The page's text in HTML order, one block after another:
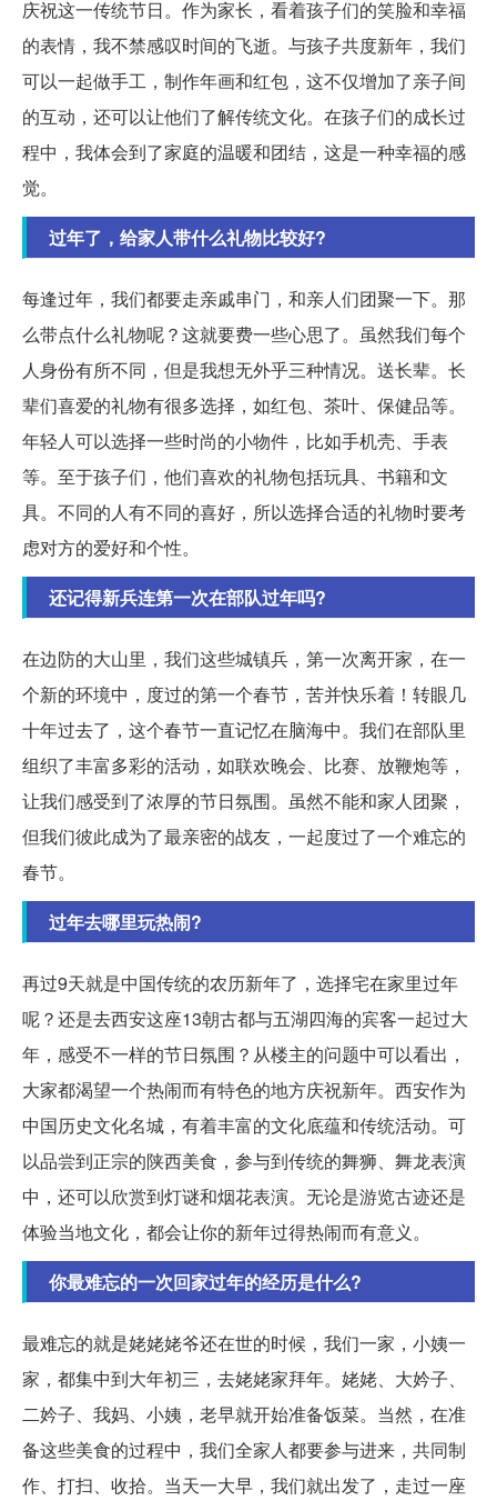
庆祝这一传统节日。作为家长，看着孩子们的笑脸和幸福
的表情，我不禁感叹时间的飞逝。与孩子共度新年，我们
可以一起做手工，制作年画和红包，这不仅增加了亲子间
的互动，还可以让他们了解传统文化。在孩子们的成长过
程中，我体会到了家庭的温暖和团结，这是一种幸福的感
觉。
过年了，给家人带什么礼物比较好?
每逢过年，我们都要走亲戚串门，和亲人们团聚一下。那
么带点什么礼物呢？这就要费一些心思了。虽然我们每个
人身份有所不同，但是我想无外乎三种情况。送长辈。长
辈们喜爱的礼物有很多选择，如红包、茶叶、保健品等。
年轻人可以选择一些时尚的小物件，比如手机壳、手表
等。至于孩子们，他们喜欢的礼物包括玩具、书籍和文
具。不同的人有不同的喜好，所以选择合适的礼物时要考
虑对方的爱好和个性。
还记得新兵连第一次在部队过年吗?
在边防的大山里，我们这些城镇兵，第一次离开家，在一
个新的环境中，度过的第一个春节，苦并快乐着！转眼几
十年过去了，这个春节一直记忆在脑海中。我们在部队里
组织了丰富多彩的活动，如联欢晚会、比赛、放鞭炮等，
让我们感受到了浓厚的节日氛围。虽然不能和家人团聚，
但我们彼此成为了最亲密的战友，一起度过了一个难忘的
春节。
过年去哪里玩热闹?
再过9天就是中国传统的农历新年了，选择宅在家里过年
呢？还是去西安这座13朝古都与五湖四海的宾客一起过大
年，感受不一样的节日氛围？从楼主的问题中可以看出，
大家都渴望一个热闹而有特色的地方庆祝新年。西安作为
中国历史文化名城，有着丰富的文化底蕴和传统活动。可
以品尝到正宗的陕西美食，参与到传统的舞狮、舞龙表演
中，还可以欣赏到灯谜和烟花表演。无论是游览古迹还是
体验当地文化，都会让你的新年过得热闹而有意义。
你最难忘的一次回家过年的经历是什么?
最难忘的就是姥姥姥爷还在世的时候，我们一家，小姨一
家，都集中到大年初三，去姥姥家拜年。姥姥、大妗子、
二妗子、我妈、小姨，老早就开始准备饭菜。当然，在准
备这些美食的过程中，我们全家人都要参与进来，共同制
作、打扫、收拾。当天一大早，我们就出发了，走过一座